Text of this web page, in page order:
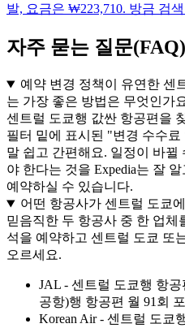
발, 요금은 ₩223,710. 방금 검
자주 묻는 질문(FAQ)
예약 변경 정책이 유연한 센
는 가장 좋은 방법은 무엇인가
센트럴 도쿄행 값싼 항공편을
필터 밑에 표시된 "변경 수수
말 쉽고 간편해요. 일정이 바뀔
야 한다는 것을 Expedia는 잘
예약하실 수 있습니다.
어떤 항공사가 센트럴 도쿄
믿음직한 두 항공사 중 한 업
석을 예약하고 센트럴 도쿄 또
오르세요.
JAL - 센트럴 도쿄행 항
공항)행 항공편 월 91회
Korean Air - 센트럴 도쿄